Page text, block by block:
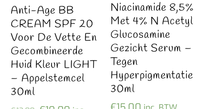
Anti-Age BB
CREAM SPF 20
Voor De Vette En
Gecombineerde
Huid Kleur LIGHT
– Appelstemcel
30ml
Niacinamide 8,5%
Met 4% N Acetyl
Glucosamine
Gezicht Serum –
Tegen
Hyperpigmentatie
30ml